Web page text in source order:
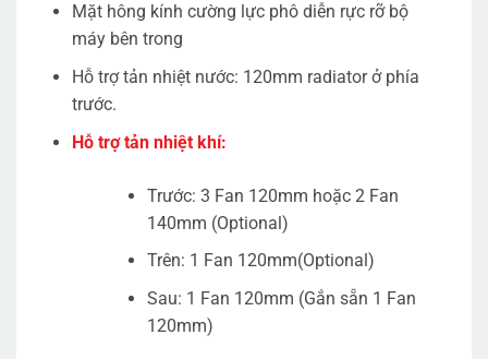
Mặt hông kính cường lực phô diễn rực rỡ bộ
máy bên trong
Hỗ trợ tản nhiệt nước: 120mm radiator ở phía
trước.
Hỗ trợ tản nhiệt khí:
Trước: 3 Fan 120mm hoặc 2 Fan
140mm (Optional)
Trên: 1 Fan 120mm(Optional)
Sau: 1 Fan 120mm (Gắn sẵn 1 Fan
120mm)